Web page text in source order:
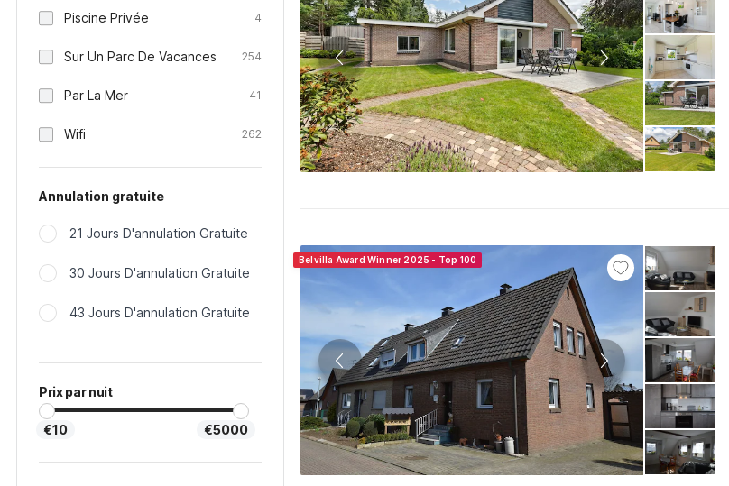
Piscine Privée 4
Sur Un Parc De Vacances 254
Par La Mer 41
Wifi 262
Annulation gratuite
21 Jours D'annulation Gratuite
30 Jours D'annulation Gratuite
43 Jours D'annulation Gratuite
Prix par nuit
€10 €5000
Belvilla Award Winner 2025 - Top 100